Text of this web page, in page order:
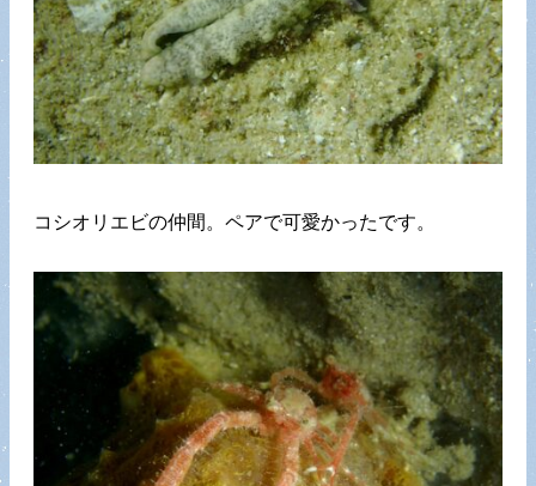
コシオリエビの仲間。ペアで可愛かったです。